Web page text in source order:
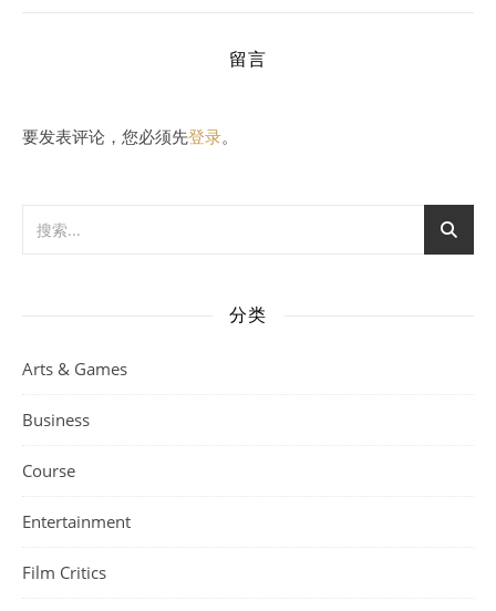
留言
要发表评论，您必须先登录。
分类
Arts & Games
Business
Course
Entertainment
Film Critics